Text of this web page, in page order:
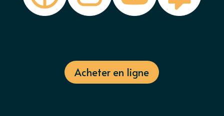
Acheter en ligne